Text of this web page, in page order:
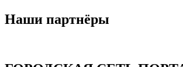
Наши партнёры